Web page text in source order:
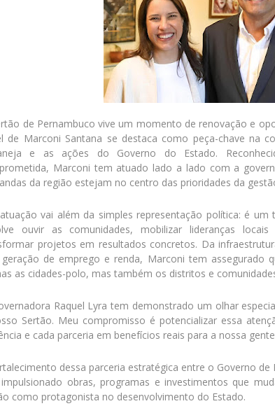
de Pernambuco vive um momento de renovação e
de Marconi Santana se destaca como peça-chave na
e as ações do Governo do Estado.
Marconi tem atuado lado a lado com a
da região estejam no centro das prioridades da
vai além da simples representação política: é
ouvir as comunidades, mobilizar lideranças
projetos em resultados concretos. Da
geração de emprego e renda, Marconi tem assegurado
as cidades-polo, mas também os distritos e
Raquel Lyra tem demonstrado um olhar
Sertão. Meu compromisso é potencializar essa
e cada parceria em benefícios reais para a nossa
dessa parceria estratégica entre o Governo de
obras, programas e investimentos que
como protagonista no desenvolvimento do Estado.